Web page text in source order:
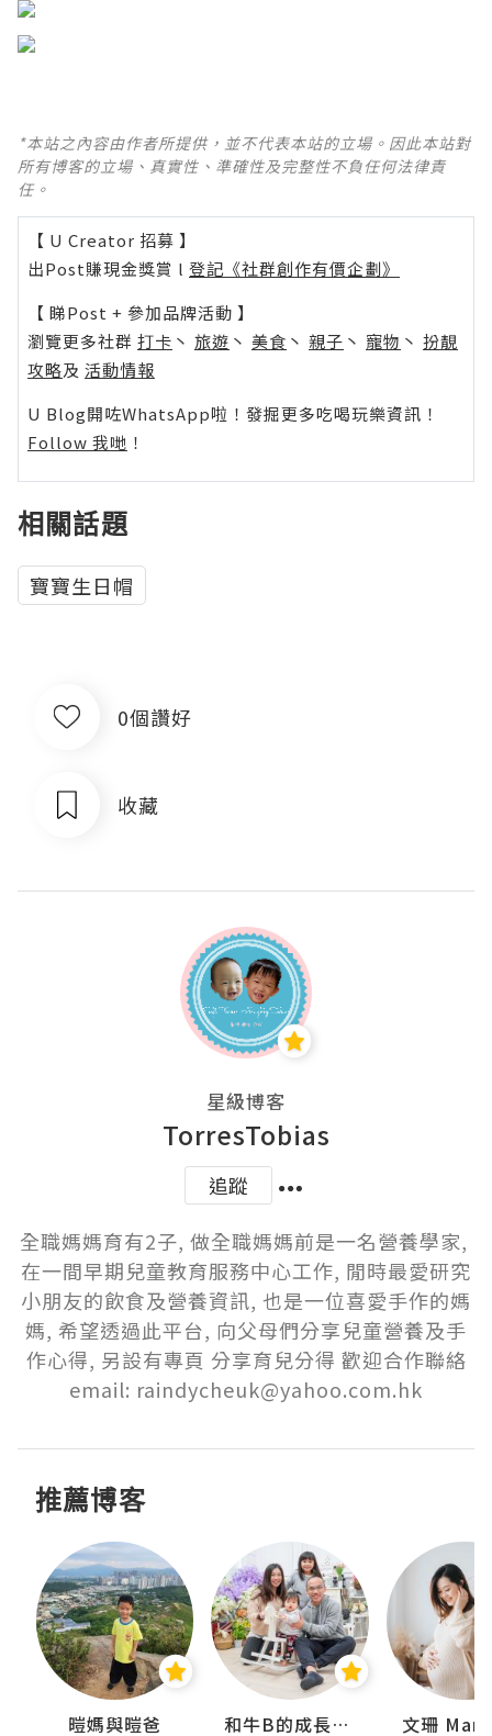
*本站之內容由作者所提供，並不代表本站的立場。因此本站對
所有博客的立場、真實性、準確性及完整性不負任何法律責
任。
【 U Creator 招募 】
出Post賺現金獎賞 l 登記《社群創作有價企劃》
【 睇Post + 參加品牌活動 】
瀏覽更多社群 打卡 丶 旅遊 丶 美食 丶 親子 丶 寵物 丶 扮靚
攻略及 活動情報
U Blog開咗WhatsApp啦！發掘更多吃喝玩樂資訊！
Follow 我哋 ！
相關話題
寶寶生日帽
0個讚好
收藏
星級博客
TorresTobias
追蹤
全職媽媽育有2子, 做全職媽媽前是一名營養學家,
在一間早期兒童教育服務中心工作, 閒時最愛研究
小朋友的飲食及營養資訊, 也是一位喜愛手作的媽
媽, 希望透過此平台, 向父母們分享兒童營養及手
作心得, 另設有專頁 分享育兒分得 歡迎合作聯絡
email: raindycheuk@yahoo.com.hk
推薦博客
暟媽與暟爸 和牛B的成長日記 文珊